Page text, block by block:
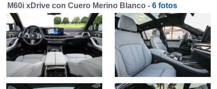
M60i xDrive con Cuero Merino Blanco - 6 fotos